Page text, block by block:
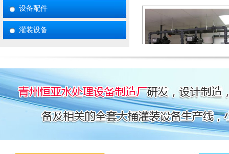
软化水设备
设备配件
灌装设备